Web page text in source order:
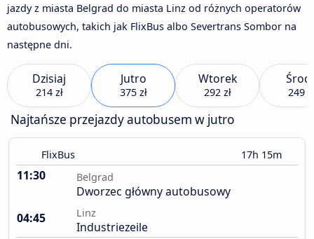
jazdy z miasta Belgrad do miasta Linz od różnych operatorów
autobusowych, takich jak FlixBus albo Severtrans Sombor na
następne dni.
Dzisiaj
214 zł
Jutro
375 zł
Wtorek
292 zł 249
Najtańsze przejazdy autobusem w jutro
FlixBus 17h 15m
11:30 Belgrad
Dworzec główny autobusowy
04:45
Linz
Industriezeile